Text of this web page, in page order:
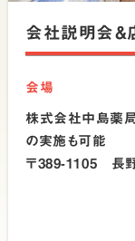
会社説明会＆
会場
株式会社中島薬
の実施も可能
〒389-1105 長